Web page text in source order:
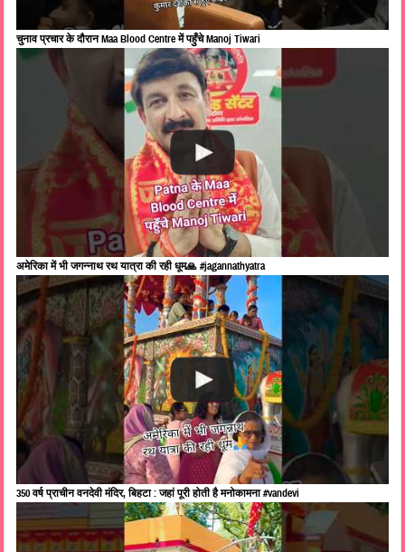
चुनाव प्रचार के दौरान Maa Blood Centre में पहुँचे Manoj Tiwari
अमेरिका में भी जगन्नाथ रथ यात्रा की रही धूम🙏 #jagannathyatra
350 वर्ष प्राचीन वनदेवी मंदिर, बिहटा : जहां पूरी होती है मनोकामना #vandevi